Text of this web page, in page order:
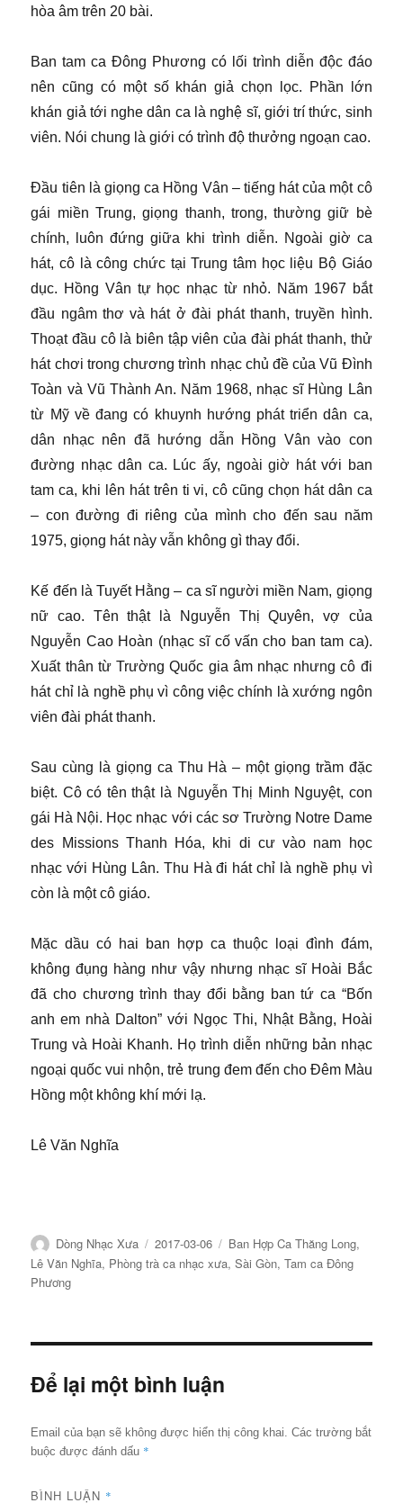
hòa âm trên 20 bài.
Ban tam ca Đông Phương có lối trình diễn độc đáo
nên cũng có một số khán giả chọn lọc. Phần lớn
khán giả tới nghe dân ca là nghệ sĩ, giới trí thức, sinh
viên. Nói chung là giới có trình độ thưởng ngoạn cao.
Đầu tiên là giọng ca Hồng Vân – tiếng hát của một cô
gái miền Trung, giọng thanh, trong, thường giữ bè
chính, luôn đứng giữa khi trình diễn. Ngoài giờ ca
hát, cô là công chức tại Trung tâm học liệu Bộ Giáo
dục. Hồng Vân tự học nhạc từ nhỏ. Năm 1967 bắt
đầu ngâm thơ và hát ở đài phát thanh, truyền hình.
Thoạt đầu cô là biên tập viên của đài phát thanh, thử
hát chơi trong chương trình nhạc chủ đề của Vũ Đình
Toàn và Vũ Thành An. Năm 1968, nhạc sĩ Hùng Lân
từ Mỹ về đang có khuynh hướng phát triển dân ca,
dân nhạc nên đã hướng dẫn Hồng Vân vào con
đường nhạc dân ca. Lúc ấy, ngoài giờ hát với ban
tam ca, khi lên hát trên ti vi, cô cũng chọn hát dân ca
– con đường đi riêng của mình cho đến sau năm
1975, giọng hát này vẫn không gì thay đổi.
Kế đến là Tuyết Hằng – ca sĩ người miền Nam, giọng
nữ cao. Tên thật là Nguyễn Thị Quyên, vợ của
Nguyễn Cao Hoàn (nhạc sĩ cố vấn cho ban tam ca).
Xuất thân từ Trường Quốc gia âm nhạc nhưng cô đi
hát chỉ là nghề phụ vì công việc chính là xướng ngôn
viên đài phát thanh.
Sau cùng là giọng ca Thu Hà – một giọng trầm đặc
biệt. Cô có tên thật là Nguyễn Thị Minh Nguyệt, con
gái Hà Nội. Học nhạc với các sơ Trường Notre Dame
des Missions Thanh Hóa, khi di cư vào nam học
nhạc với Hùng Lân. Thu Hà đi hát chỉ là nghề phụ vì
còn là một cô giáo.
Mặc dầu có hai ban hợp ca thuộc loại đình đám,
không đụng hàng như vậy nhưng nhạc sĩ Hoài Bắc
đã cho chương trình thay đổi bằng ban tứ ca “Bốn
anh em nhà Dalton” với Ngọc Thi, Nhật Bằng, Hoài
Trung và Hoài Khanh. Họ trình diễn những bản nhạc
ngoại quốc vui nhộn, trẻ trung đem đến cho Đêm Màu
Hồng một không khí mới lạ.
Lê Văn Nghĩa
Tác
giả
Dòng Nhạc Xưa
Đăng
ngày
2017-03-06
Chuyên
mục
Ban Hợp Ca Thăng Long,
Lê Văn Nghĩa, Phòng trà ca nhạc xưa,Sài Gòn,Tam ca Đông
Phương
Để lại một bình luận
Email của bạn sẽ không được hiển thị công khai.
Các trường bắt
buộc được đánh dấu *
BÌNH LUẬN *